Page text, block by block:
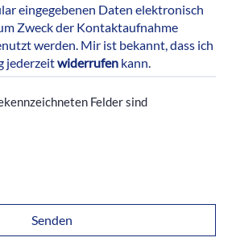
eingegebenen Daten elektronisch
Zweck der Kontaktaufnahme
werden. Mir ist bekannt, dass ich
jederzeitwiderrufen kann.
Felder sind